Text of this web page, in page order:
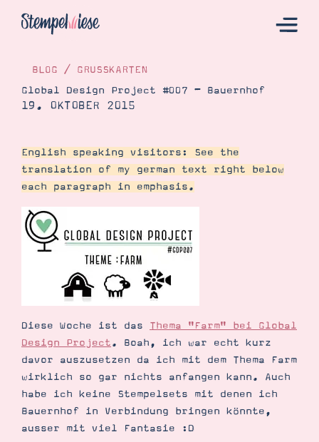
Katalog
Bestellen
Kontakt
Demonstrator werden
Blog
Gutscheine
Produkte erklärt
Über mich
Über Stampin’ Up!
BLOG / GRUSSKARTEN
Global Design Project #007 – Bauernhof
19. OKTOBER 2015
English speaking visitors: See the
translation of my german text right below
each paragraph in emphasis.
Diese Woche ist das Thema "Farm" bei Global
Design Project. Boah, ich war echt kurz
davor auszusetzen da ich mit dem Thema Farm
wirklich so gar nichts anfangen kann. Auch
habe ich keine Stempelsets mit denen ich
Bauernhof in Verbindung bringen könnte,
ausser mit viel Fantasie :D